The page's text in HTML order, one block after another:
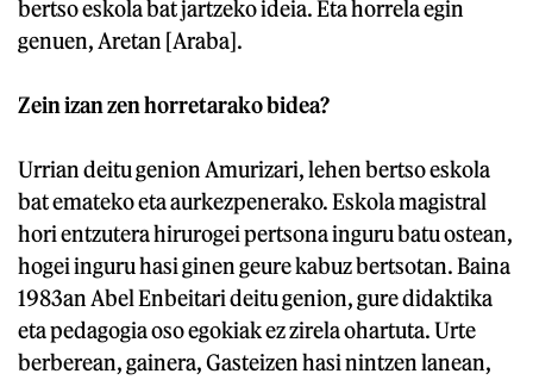
bertso eskola bat jartzeko ideia. Eta horrela egin
genuen, Aretan [Araba].
Zein izan zen horretarako bidea?
Urrian deitu genion Amurizari, lehen bertso eskola
bat emateko eta aurkezpenerako. Eskola magistral
hori entzutera hirurogei pertsona inguru batu ostean,
hogei inguru hasi ginen geure kabuz bertsotan. Baina
1983an Abel Enbeitari deitu genion, gure didaktika
eta pedagogia oso egokiak ez zirela ohartuta. Urte
berberean, gainera, Gasteizen hasi nintzen lanean,